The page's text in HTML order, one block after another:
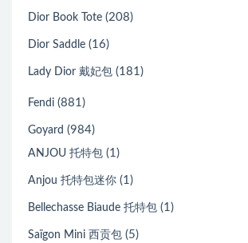
Dior Book Tote (208)
Dior Saddle (16)
Lady Dior 戴妃包 (181)
Fendi (881)
Goyard (984)
ANJOU 托特包 (1)
Anjou 托特包迷你 (1)
Bellechasse Biaude 托特包 (1)
Saïgon Mini 西贡包 (5)